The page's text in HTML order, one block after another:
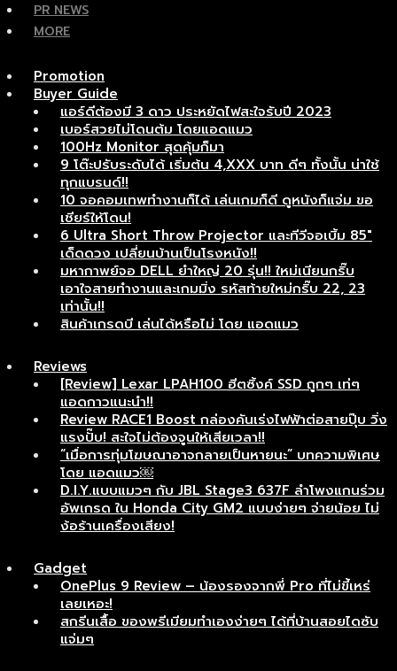
PR NEWS
MORE
Promotion
Buyer Guide
แอร์ดีต้องมี 3 ดาว ประหยัดไฟสะใจรับปี 2023
เบอร์สวยไม่โดนต้ม โดยแอดแมว
100Hz Monitor สุดคุ้มก็มา
9 โต๊ะปรับระดับได้ เริ่มต้น 4,XXX บาท ดีๆ ทั้งนั้น น่าใช้
ทุกแบรนด์!!
10 จอคอมเทพทำงานก็ได้ เล่นเกมก็ดี ดูหนังก็แจ่ม ขอ
เชียร์ให้โดน!
6 Ultra Short Throw Projector และทีวีจอเบิ้ม 85″
เด็ดดวง เปลี่ยนบ้านเป็นโรงหนัง!!
มหากาพย์จอ DELL ยำใหญ่ 20 รุ่น!! ใหม่เนียนกริ๊บ
เอาใจสายทำงานและเกมมิ่ง รหัสท้ายใหม่กริ๊บ 22, 23
เท่านั้น!!
สินค้าเกรดบี เล่นได้หรือไม่ โดย แอดแมว
Reviews
[Review] Lexar LPAH100 ฮีตซิ้งค์ SSD ถูกๆ เท่ๆ
แอดกาวแนะนำ!!
Review RACE1 Boost กล่องคันเร่งไฟฟ้าต่อสายปุ๊บ วิ่ง
แรงปั๊บ! สะใจไม่ต้องจูนให้เสียเวลา!!
“เมื่อการทุ่มโฆษณาอาจกลายเป็นหายนะ” บทความพิเศษ
โดย แอดแมว￼
D.I.Y.แบบแมวๆ กับ JBL Stage3 637F ลำโพงแกนร่วม
อัพเกรด ใน Honda City GM2 แบบง่ายๆ จ่ายน้อย ไม่
ง้อร้านเครื่องเสียง!
Gadget
OnePlus 9 Review – น้องรองจากพี่ Pro ที่ไม่ขี้เหร่
เลยเหอะ!
สกรีนเสื้อ ของพรีเมียมทำเองง่ายๆ ได้ที่บ้านสอยไดซับ
แจ่มๆ